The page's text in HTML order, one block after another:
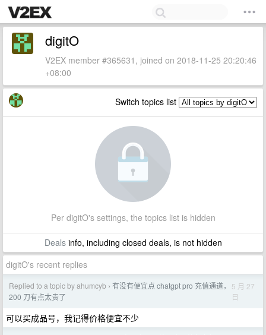
digitO
V2EX member #365631, joined on 2018-11-25 20:20:46
+08:00
Switch topics list
Per digitO's settings, the topics list is hidden
Dealsinfo, including closed deals, is not hidden
digitO's recent replies
Replied to a topic by ahumcyb › 有没有便宜点 chatgpt pro 充值通道，
200 刀有点太贵了
5 月 27
日
可以买成品号，我记得价格便宜不少